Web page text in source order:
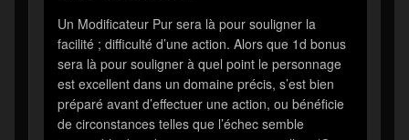
Un Modificateur Pur sera là pour souligner la
facilité ; difficulté d’une action. Alors que 1d bonus
sera là pour souligner à quel point le personnage
est excellent dans un domaine précis, s’est bien
préparé avant d’effectuer une action, ou bénéficie
de circonstances telles que l’échec semble